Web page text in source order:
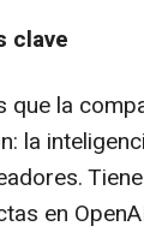
clave
la
la
en